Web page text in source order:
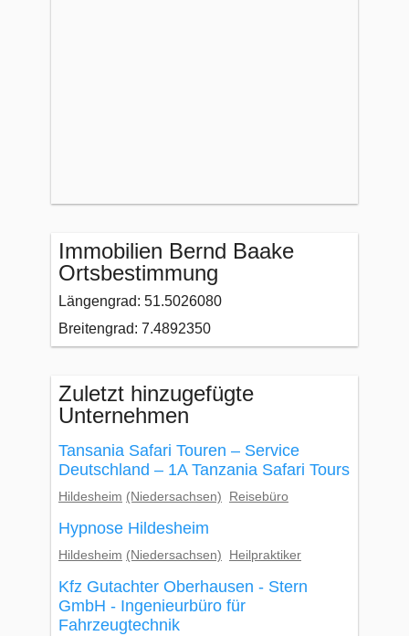
Immobilien Bernd Baake
Ortsbestimmung
Längengrad: 51.5026080
Breitengrad: 7.4892350
Zuletzt hinzugefügte
Unternehmen
Tansania Safari Touren – Service
Deutschland – 1A Tanzania Safari Tours
Hildesheim (Niedersachsen) Reisebüro
Hypnose Hildesheim
Hildesheim (Niedersachsen) Heilpraktiker
Kfz Gutachter Oberhausen - Stern
GmbH - Ingenieurbüro für
Fahrzeugtechnik